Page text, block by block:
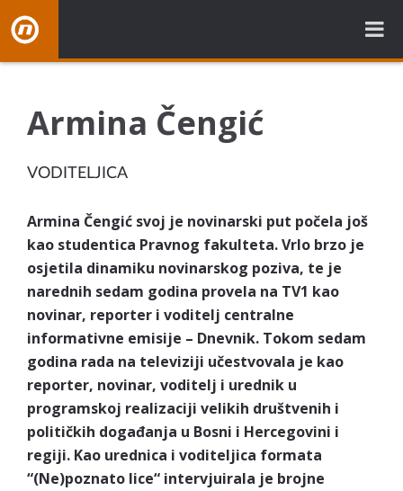
Armina Čengić
VODITELJICA
Armina Čengić svoj je novinarski put počela još
kao studentica Pravnog fakulteta. Vrlo brzo je
osjetila dinamiku novinarskog poziva, te je
narednih sedam godina provela na TV1 kao
novinar, reporter i voditelj centralne
informativne emisije – Dnevnik. Tokom sedam
godina rada na televiziji učestvovala je kao
reporter, novinar, voditelj i urednik u
programskoj realizaciji velikih društvenih i
političkih događanja u Bosni i Hercegovini i
regiji. Kao urednica i voditeljica formata
“(Ne)poznato lice“ intervjuirala je brojne